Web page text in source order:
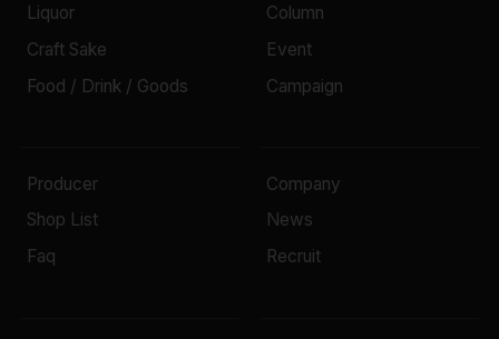
Liquor
Craft Sake
Food / Drink / Goods
Column
Event
Campaign
Producer
Shop List
Faq
Company
News
Recruit